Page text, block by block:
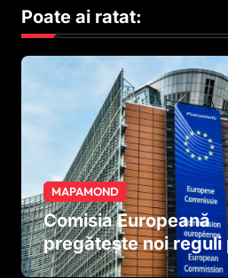
Poate ai ratat:
MAPAMOND
Comisia Europeană
pregătește noi reguli
tutun și țigările